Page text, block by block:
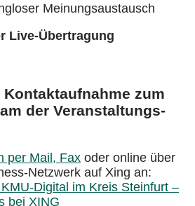
Meinungsaustausch
Live-Übertragung
zum
der Veranstaltungs-
per Mail, Fax oder online über
Netzwerk auf Xing an:
Digital im Kreis Steinfurt –
bei XING